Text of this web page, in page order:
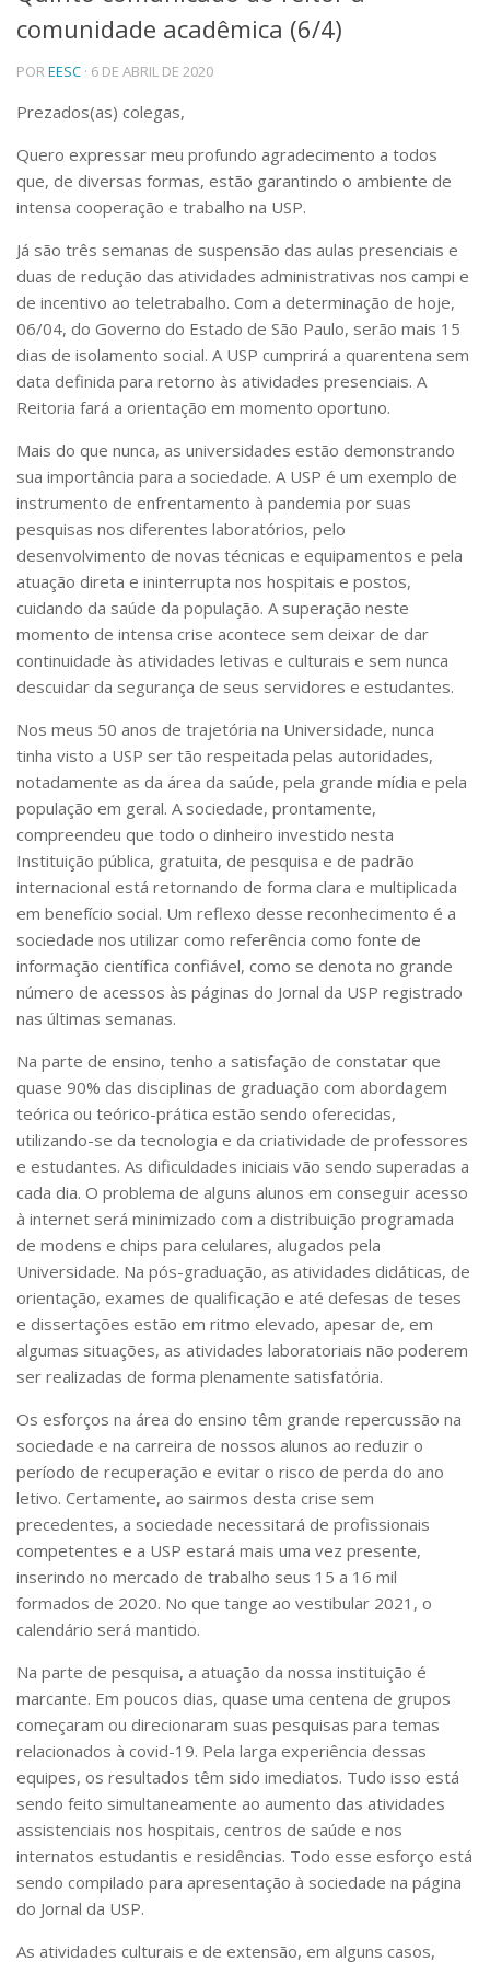
Telefones e Mapas
Pessoas
Ensino
Graduação
Educação a distância
Cursos de Extensão
Pesquisa e Inovação
Linhas de Pesquisa
Centros, Núcleos e Projetos em Rede
Pós-doutorado
Iniciação Científica
Transferência de Tecnologia
Empresas Juniores
Extensão à Comunidade
Projetos, Programas e Cursos
Artes, Cultura e Esportes
Museus e Espaços Interativos
Serviços
Bibliotecas
Apoio ao Estudante
Segurança, Trânsito e Prevenção
RH, Administrativo e Financeiro
Outros serviços
Comunicação
Assessorias e Mídias
Jornal da USP
Agenda de Eventos
Defesa de Teses
comunidade acadêmica (6/4)
POREESC · 6 DE ABRIL DE 2020
Prezados(as) colegas,
Quero expressar meu profundo agradecimento a todos
que, de diversas formas, estão garantindo o ambiente de
intensa cooperação e trabalho na USP.
Já são três semanas de suspensão das aulas presenciais e
duas de redução das atividades administrativas nos campi e
de incentivo ao teletrabalho. Com a determinação de hoje,
06/04, do Governo do Estado de São Paulo, serão mais 15
dias de isolamento social. A USP cumprirá a quarentena sem
data definida para retorno às atividades presenciais. A
Reitoria fará a orientação em momento oportuno.
Mais do que nunca, as universidades estão demonstrando
sua importância para a sociedade. A USP é um exemplo de
instrumento de enfrentamento à pandemia por suas
pesquisas nos diferentes laboratórios, pelo
desenvolvimento de novas técnicas e equipamentos e pela
atuação direta e ininterrupta nos hospitais e postos,
cuidando da saúde da população. A superação neste
momento de intensa crise acontece sem deixar de dar
continuidade às atividades letivas e culturais e sem nunca
descuidar da segurança de seus servidores e estudantes.
Nos meus 50 anos de trajetória na Universidade, nunca
tinha visto a USP ser tão respeitada pelas autoridades,
notadamente as da área da saúde, pela grande mídia e pela
população em geral. A sociedade, prontamente,
compreendeu que todo o dinheiro investido nesta
Instituição pública, gratuita, de pesquisa e de padrão
internacional está retornando de forma clara e multiplicada
em benefício social. Um reflexo desse reconhecimento é a
sociedade nos utilizar como referência como fonte de
informação científica confiável, como se denota no grande
número de acessos às páginas do Jornal da USP registrado
nas últimas semanas.
Na parte de ensino, tenho a satisfação de constatar que
quase 90% das disciplinas de graduação com abordagem
teórica ou teórico-prática estão sendo oferecidas,
utilizando-se da tecnologia e da criatividade de professores
e estudantes. As dificuldades iniciais vão sendo superadas a
cada dia. O problema de alguns alunos em conseguir acesso
à internet será minimizado com a distribuição programada
de modens e chips para celulares, alugados pela
Universidade. Na pós-graduação, as atividades didáticas, de
orientação, exames de qualificação e até defesas de teses
e dissertações estão em ritmo elevado, apesar de, em
algumas situações, as atividades laboratoriais não poderem
ser realizadas de forma plenamente satisfatória.
Os esforços na área do ensino têm grande repercussão na
sociedade e na carreira de nossos alunos ao reduzir o
período de recuperação e evitar o risco de perda do ano
letivo. Certamente, ao sairmos desta crise sem
precedentes, a sociedade necessitará de profissionais
competentes e a USP estará mais uma vez presente,
inserindo no mercado de trabalho seus 15 a 16 mil
formados de 2020. No que tange ao vestibular 2021, o
calendário será mantido.
Na parte de pesquisa, a atuação da nossa instituição é
marcante. Em poucos dias, quase uma centena de grupos
começaram ou direcionaram suas pesquisas para temas
relacionados à covid-19. Pela larga experiência dessas
equipes, os resultados têm sido imediatos. Tudo isso está
sendo feito simultaneamente ao aumento das atividades
assistenciais nos hospitais, centros de saúde e nos
internatos estudantis e residências. Todo esse esforço está
sendo compilado para apresentação à sociedade na página
do Jornal da USP.
As atividades culturais e de extensão, em alguns casos,